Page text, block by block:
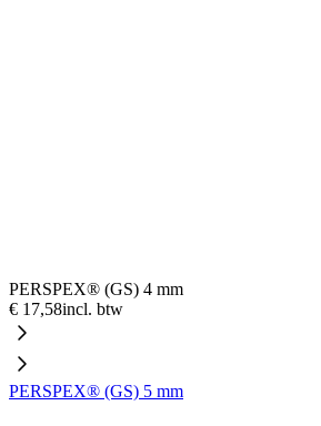
PERSPEX® (GS) 4 mm
€ 17,58incl. btw
PERSPEX® (GS) 5 mm